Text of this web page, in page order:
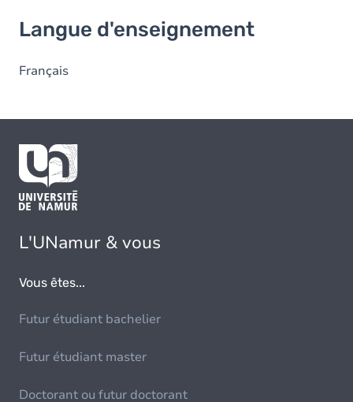
Langue d'enseignement
Français
L'UNamur & vous
Vous êtes...
Futur étudiant bachelier
Futur étudiant master
Doctorant ou futur doctorant